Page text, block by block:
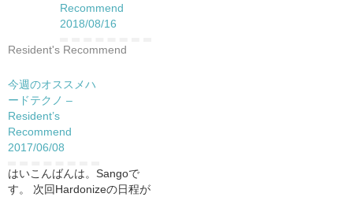
Recommend
2018/08/16
Resident's Recommend
今週のオススメハ
ードテクノ –
Resident’s
Recommend
2017/06/08
はいこんばんは。Sangoで
す。 次回Hardonizeの日程が